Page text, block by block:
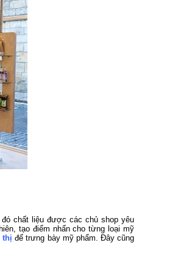
chất liệu được các chủ shop yêu
tạo điểm nhấn cho từng loại mỹ
thị để trưng bày mỹ phẩm. Đây cũng